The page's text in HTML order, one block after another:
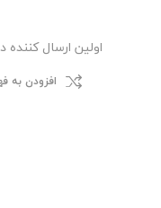
اولین ارسال کننده
افزودن به